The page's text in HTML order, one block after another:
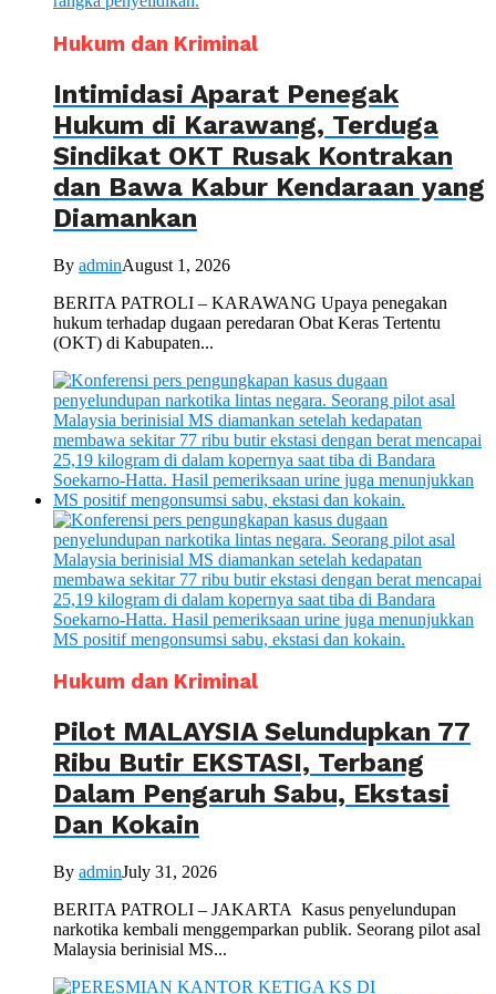
Hukum dan Kriminal
Intimidasi Aparat Penegak
Hukum di Karawang, Terduga
Sindikat OKT Rusak Kontrakan
dan Bawa Kabur Kendaraan yang
Diamankan
By adminAugust 1, 2026
BERITA PATROLI – KARAWANG Upaya penegakan
hukum terhadap dugaan peredaran Obat Keras Tertentu
(OKT) di Kabupaten...
Hukum dan Kriminal
Pilot MALAYSIA Selundupkan 77
Ribu Butir EKSTASI, Terbang
Dalam Pengaruh Sabu, Ekstasi
Dan Kokain
By adminJuly 31, 2026
BERITA PATROLI – JAKARTA Kasus penyelundupan
narkotika kembali menggemparkan publik. Seorang pilot asal
Malaysia berinisial MS...